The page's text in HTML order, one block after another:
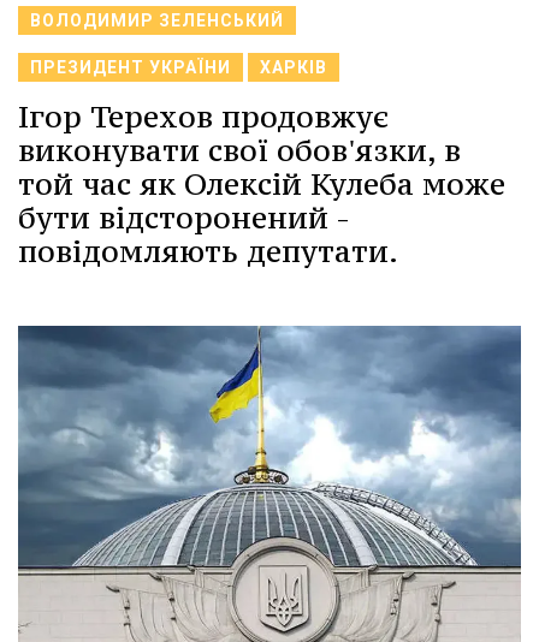
ВОЛОДИМИР ЗЕЛЕНСЬКИЙ
ПРЕЗИДЕНТ УКРАЇНИ ХАРКІВ
Ігор Терехов продовжує
виконувати свої обов'язки, в
той час як Олексій Кулеба може
бути відсторонений -
повідомляють депутати.